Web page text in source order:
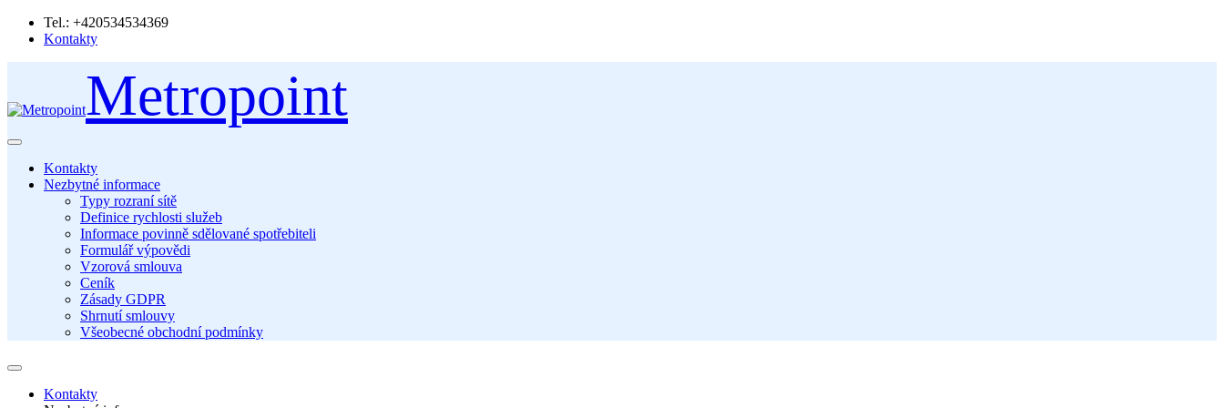
Tel.: +420534534369
Kontakty
Metropoint
Kontakty
Nezbytné informace
Typy rozraní sítě
Definice rychlosti služeb
Informace povinně sdělované spotřebiteli
Formulář výpovědi
Vzorová smlouva
Ceník
Zásady GDPR
Shrnutí smlouvy
Všeobecné obchodní podmínky
Kontakty